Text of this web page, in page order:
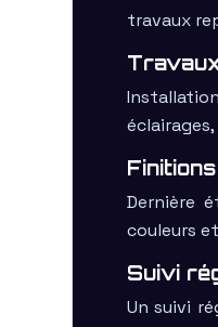
travaux
Dernière
couleurs
Suivi
Un suivi